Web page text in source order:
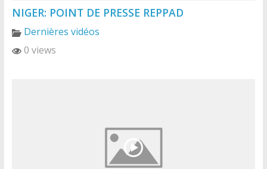
NIGER: POINT DE PRESSE REPPAD
Dernières vidéos
0 views